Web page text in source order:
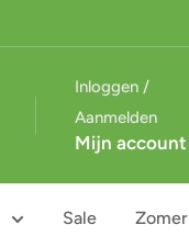
Inloggen /
Aanmelden
Mijn account
Sale Zomer